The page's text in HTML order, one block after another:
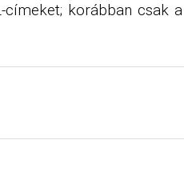
korábban csak